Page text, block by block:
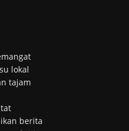
lokal
tajam
berita